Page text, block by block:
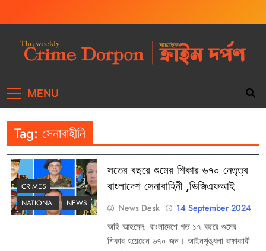
The Weekly Crime
Dorpon
MENU
Tag: সেনাবাহীনি
CRIMES
NATIONAL
NEWS
সতের বছরে গুমের শিকার ৬৭০ নেতৃত্ব
বাংলাদেশ সেনাবাহিনী ,ডিজিএফআই
News Desk 14 September 2024
অহি আহমেদ: বাংলাদেশে গত ১৭ বছরে গুমের
শিকার হয়েছেন ৬৭০ জন। আইনশৃঙ্খলা রক্ষাকারী